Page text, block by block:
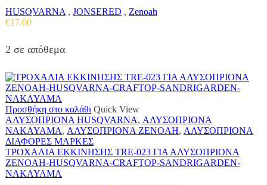
HUSQVARNA , JONSERED , Zenoah
€17.00
2 σε απόθεμα
Προσθήκη στο καλάθι Quick View
ΑΛΥΣΟΠΡΙΟΝΑ HUSQVARNA, ΑΛΥΣΟΠΡΙΟΝΑ
NAKAYAMA, ΑΛΥΣΟΠΡΙΟΝΑ ZENOAH, ΑΛΥΣΟΠΡΙΟΝΑ
ΔΙΑΦΟΡΕΣ ΜΑΡΚΕΣ
ΤΡΟΧΑΛΙΑ ΕΚΚΙΝΗΣΗΣ TRE-023 ΓΙΑ ΑΛΥΣΟΠΡΙΟΝΑ
ZENOAH-HUSQVARNA-CRAFTOP-SANDRIGARDEN-
NAKAYAMA